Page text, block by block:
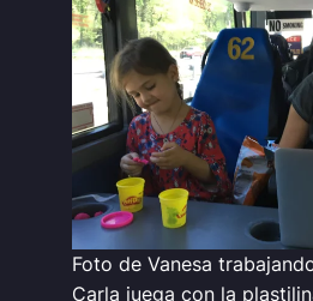
Foto de Vanesa
Carla juega con la